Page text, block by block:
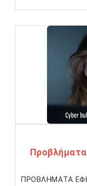
ΠΡΟΒΛΗΜΑΤΑ